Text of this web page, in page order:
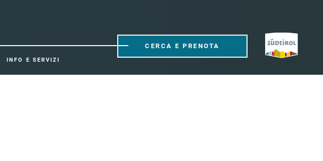
INFO E SERVIZI
CERCA E PRENOTA